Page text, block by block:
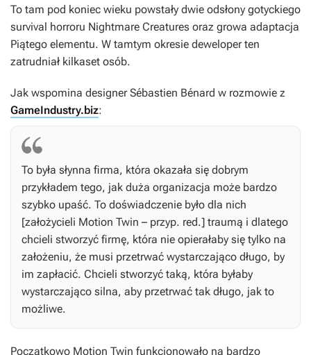
To tam pod koniec wieku powstały dwie odsłony gotyckiego
survival horroru Nightmare Creatures oraz growa adaptacja
Piątego elementu. W tamtym okresie deweloper ten
zatrudniał kilkaset osób.
Jak wspomina designer Sébastien Bénard w rozmowie z
GameIndustry.biz:
To była słynna firma, która okazała się dobrym
przykładem tego, jak duża organizacja może bardzo
szybko upaść. To doświadczenie było dla nich
[założycieli Motion Twin – przyp. red.] traumą i dlatego
chcieli stworzyć firmę, która nie opierałaby się tylko na
założeniu, że musi przetrwać wystarczająco długo, by
im zapłacić. Chcieli stworzyć taką, która byłaby
wystarczająco silna, aby przetrwać tak długo, jak to
możliwe.
Początkowo Motion Twin funkcjonowało na bardzo